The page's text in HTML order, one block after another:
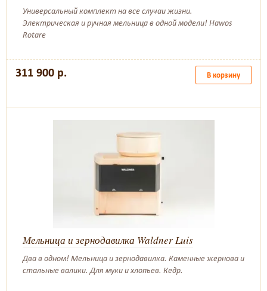
Универсальный комплект на все случаи жизни.
Электрическая и ручная мельница в одной модели! Hawos
Rotare
311 900 р. В корзину
Мельница и зернодавилка Waldner Luis
Два в одном! Мельница и зернодавилка. Каменные жернова и
стальные валики. Для муки и хлопьев. Кедр.